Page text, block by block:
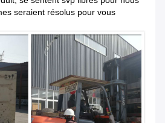
seraient résolus pour vous